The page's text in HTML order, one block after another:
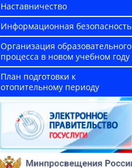
Наставничество
Информационная безопасность
Организация образовательного
процесса в новом учебном году
План подготовки к
отопительному периоду